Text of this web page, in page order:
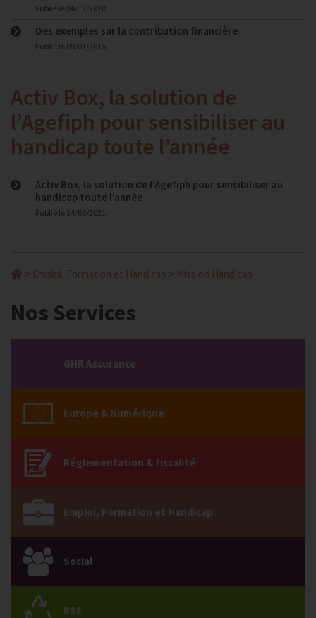
Publié le 04/12/2020
Des exemples sur la contribution financière
Publié le 09/01/2015
Activ Box, la solution de
l’Agefiph pour sensibiliser au
handicap toute l’année
Activ Box, la solution de l’Agefiph pour sensibiliser au
handicap toute l’année
Publié le 14/06/2021
> Emploi, Formation et Handicap > Mission Handicap
Nos Services
GHR Assurance
Europe & Numérique
Réglementation & fiscalité
Emploi, Formation et Handicap
Social
RSE